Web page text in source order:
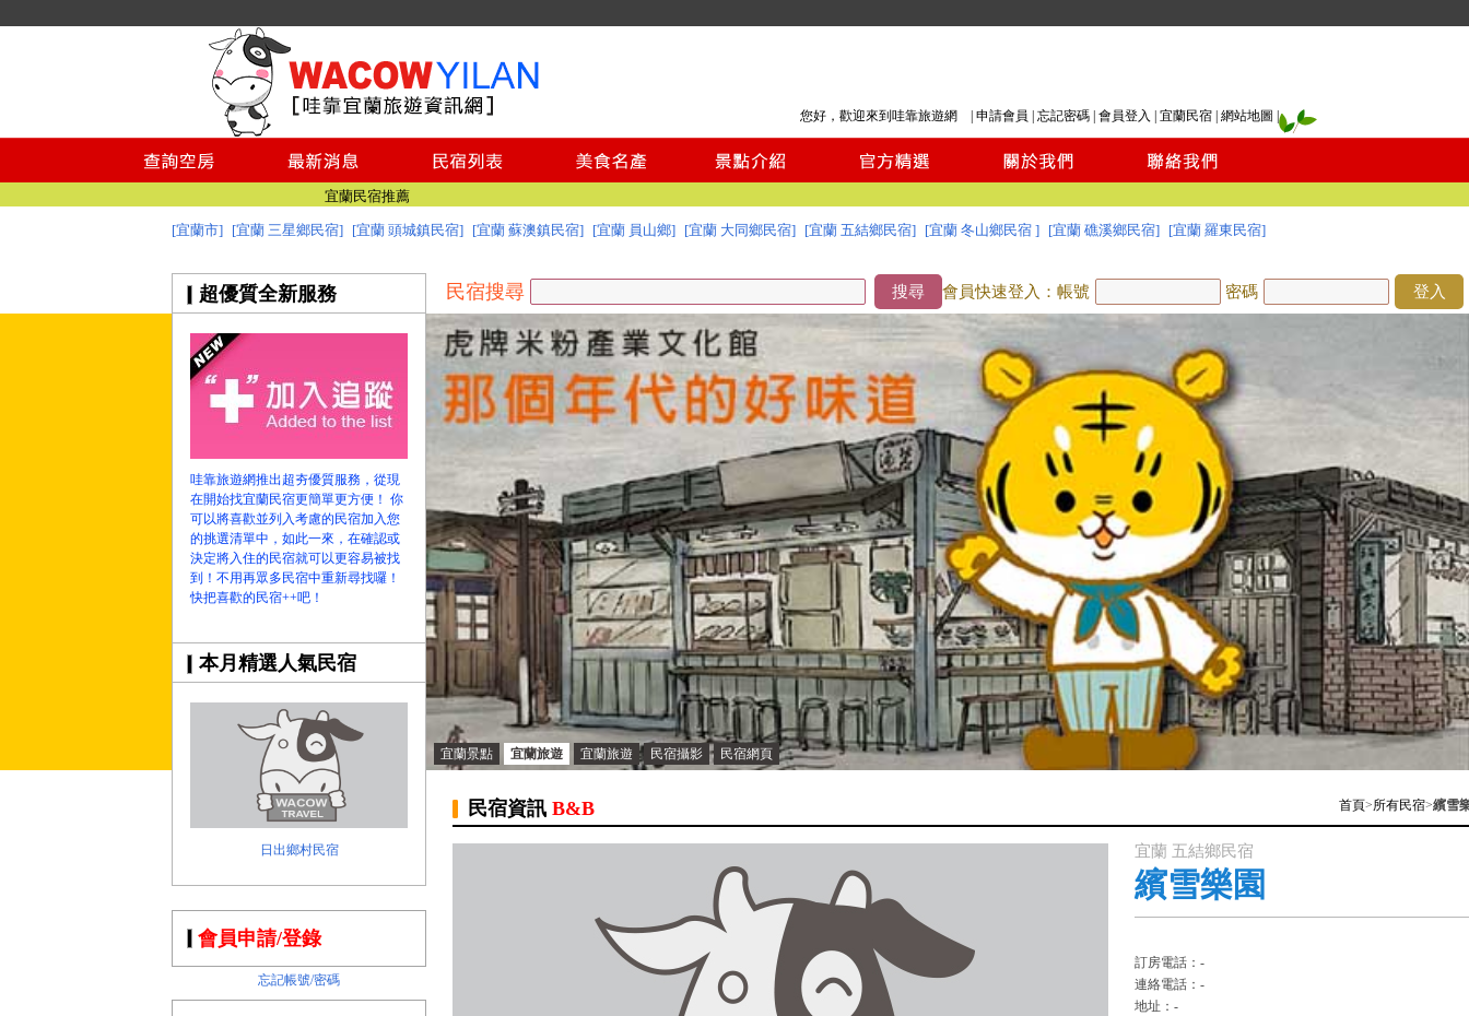
您好，歡迎來到哇靠旅遊網 | 申請會員 忘記密碼 會員登入 宜蘭民宿 網站地圖
宜蘭景點推薦
澎湖民宿推薦
綠島民宿
小琉球民宿
台南民宿
宜蘭美食
宜蘭景點推薦
小琉球民宿
台南民宿
[宜蘭市] [宜蘭 三星鄉民宿] [宜蘭 頭城鎮民宿] [宜蘭 蘇澳鎮民宿] [宜蘭 員山鄉] [宜蘭 大同鄉民宿] [宜蘭 五結鄉民宿] [宜蘭 冬山鄉民宿 ] [宜蘭 礁溪鄉民宿] [宜蘭 羅東民宿]
超優質全新服務
哇靠旅遊網推出超夯優質服務，從現
在開始找宜蘭民宿更簡單更方便！ 你
可以將喜歡並列入考慮的民宿加入您
的挑選清單中，如此一來，在確認或
決定將入住的民宿就可以更容易被找
到！不用再眾多民宿中重新尋找囉！
快把喜歡的民宿++吧！
本月精選人氣民宿
日出鄉村民宿
宜蘭景點 宜蘭旅遊 宜蘭旅遊 民宿攝影 民宿網頁
民宿搜尋 搜尋 會員快速登入：帳號 密碼 登入
會員申請/登錄
忘記帳號/密碼
民宿資訊 B&B 首頁>所有民宿>繽雪
宜蘭 五結鄉民宿
繽雪樂園
訂房電話：-
連絡電話：-
地址：-